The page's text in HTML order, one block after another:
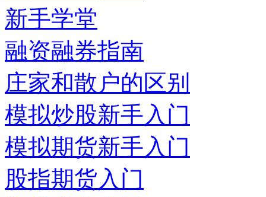
新手学堂
融资融券指南
庄家和散户的区别
模拟炒股新手入门
模拟期货新手入门
股指期货入门